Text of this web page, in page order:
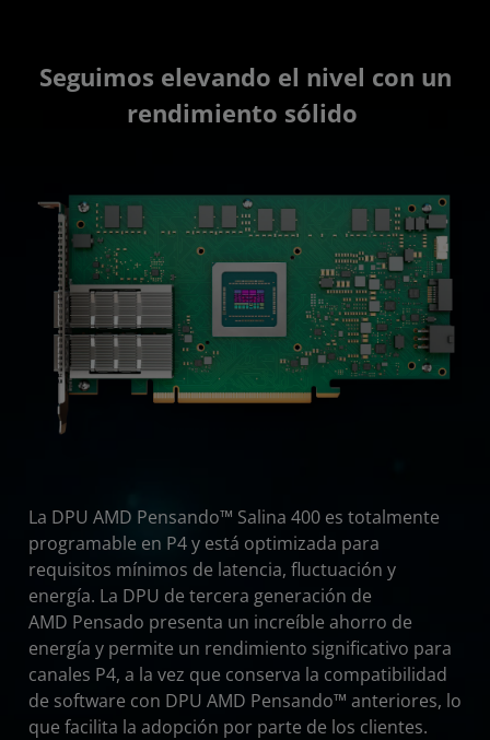
Seguimos elevando el nivel con un
rendimiento sólido
La DPU AMD Pensando™ Salina 400 es totalmente
programable en P4 y está optimizada para
requisitos mínimos de latencia, fluctuación y
energía. La DPU de tercera generación de
AMD Pensado presenta un increíble ahorro de
energía y permite un rendimiento significativo para
canales P4, a la vez que conserva la compatibilidad
de software con DPU AMD Pensando™ anteriores, lo
que facilita la adopción por parte de los clientes.